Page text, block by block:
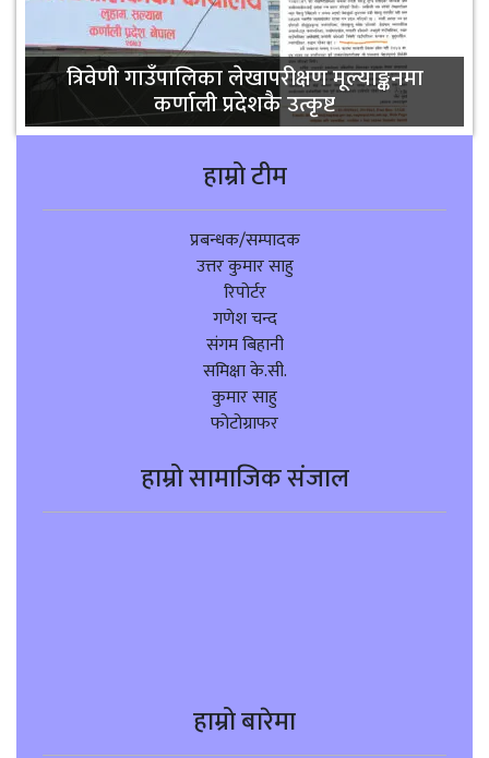
त्रिवेणी गाउँपालिका लेखापरीक्षण मूल्याङ्कनमा
कर्णाली प्रदेशकै उत्कृष्ट
हाम्रो टीम
प्रबन्धक/सम्पादक
उत्तर कुमार साहु
रिपोर्टर
गणेश चन्द
संगम बिहानी
समिक्षा के.सी.
कुमार साहु
फोटोग्राफर
हाम्रो सामाजिक संजाल
हाम्रो बारेमा